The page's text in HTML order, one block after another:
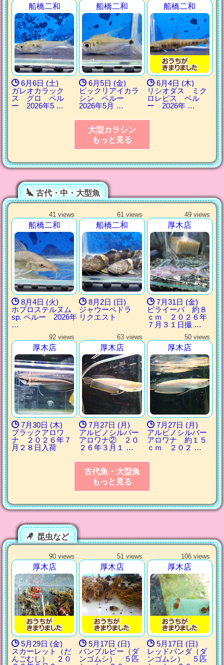
船橋二和
6月6日 (土)
ガレオカラック
ス グロ ペル
ー 2026年5 …
船橋二和
6月5日 (金)
ビックリアイカラ
シン ペルー
2026年5月 …
船橋二和
6月4日 (木)
リシオダス ミク
ロレピス ペル
ー 2026年 …
大型カラシン
もっと見る
古代・中・大型魚
41 views
船橋二和
8月4日 (火)
ホプロステルヌム
sp. ペルー 2026年
…
61 views
船橋二和
8月2日 (日)
ジャウーペドラ
リクエスト
49 views
厚木店
7月31日 (金)
ピライーバ 約８
ｃｍ ２０２６年
７月３１日撮 …
92 views
厚木店
7月30日 (木)
ブラックアロワ
ナ ２０２６年７
月２８日入荷
63 views
厚木店
7月27日 (月)
アルビノシルバー
アロワナ② ２０
２６年３月１ …
50 views
厚木店
7月27日 (月)
アルビノシルバー
アロワナ 約１５
ｃｍ ２０２ …
古代魚・大型魚
もっと見る
昆虫など
90 views
厚木店
5月29日 (金)
スカーレット（だ
んごむし） ２０
51 views
厚木店
5月17日 (日)
バンブルビー（ダ
ンゴムシ） ５匹
106 views
厚木店
5月17日 (日)
レッドパンダ（ダ
ンゴムシ） ５匹